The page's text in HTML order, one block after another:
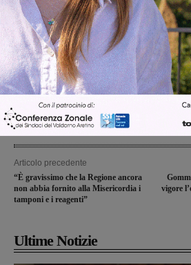
Cronaca 5 Agosto 2026
Continuano le ricerche di
Prefettura: “In caso di
il 112”
Articolo precedente
“È gravissimo che la Regione ancora
non abbia fornito alla Misericordia i
tamponi e i reagenti”
vigore
Ultime Notizie